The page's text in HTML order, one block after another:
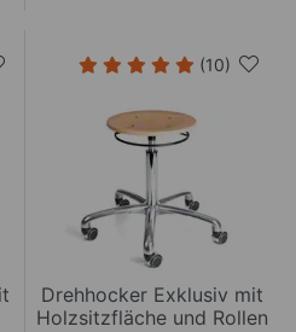
(10)
Drehhocker Exklusiv mit
Holzsitzfläche und Rollen